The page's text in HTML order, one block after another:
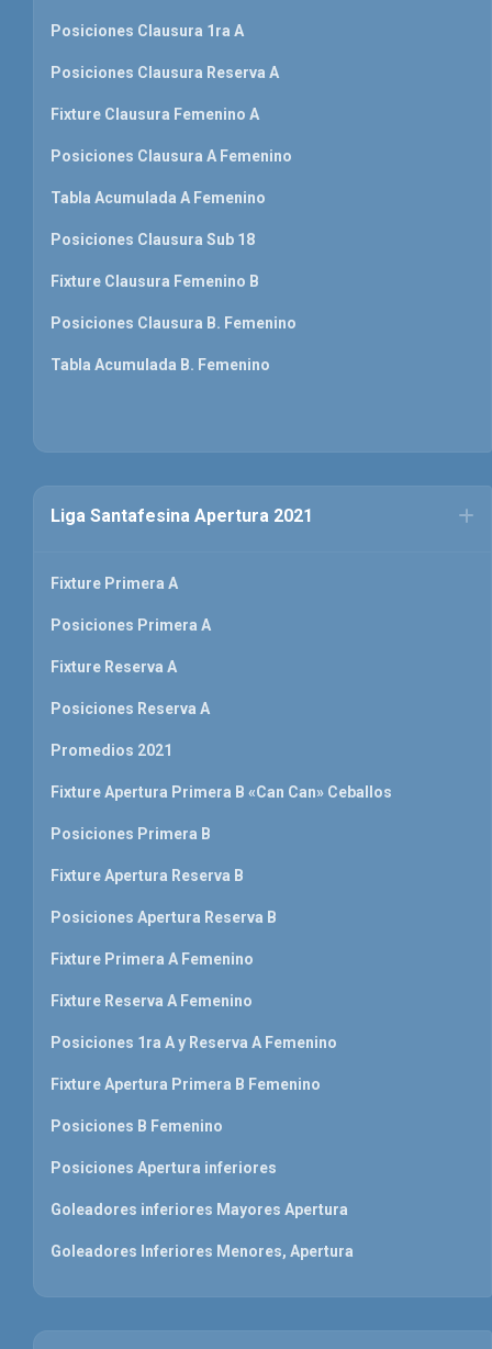
Posiciones Clausura 1ra A
Posiciones Clausura Reserva A
Fixture Clausura Femenino A
Posiciones Clausura A Femenino
Tabla Acumulada A Femenino
Posiciones Clausura Sub 18
Fixture Clausura Femenino B
Posiciones Clausura B. Femenino
Tabla Acumulada B. Femenino
Liga Santafesina Apertura 2021
Fixture Primera A
Posiciones Primera A
Fixture Reserva A
Posiciones Reserva A
Promedios 2021
Fixture Apertura Primera B «Can Can» Ceballos
Posiciones Primera B
Fixture Apertura Reserva B
Posiciones Apertura Reserva B
Fixture Primera A Femenino
Fixture Reserva A Femenino
Posiciones 1ra A y Reserva A Femenino
Fixture Apertura Primera B Femenino
Posiciones B Femenino
Posiciones Apertura inferiores
Goleadores inferiores Mayores Apertura
Goleadores Inferiores Menores, Apertura